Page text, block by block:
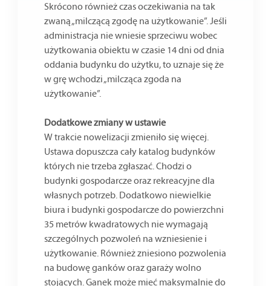
Skrócono również czas oczekiwania na tak
zwaną „milczącą zgodę na użytkowanie”. Jeśli
administracja nie wniesie sprzeciwu wobec
użytkowania obiektu w czasie 14 dni od dnia
oddania budynku do użytku, to uznaje się że
w grę wchodzi „milcząca zgoda na
użytkowanie”.
Dodatkowe zmiany w ustawie
W trakcie nowelizacji zmieniło się więcej.
Ustawa dopuszcza cały katalog budynków
których nie trzeba zgłaszać. Chodzi o
budynki gospodarcze oraz rekreacyjne dla
własnych potrzeb. Dodatkowo niewielkie
biura i budynki gospodarcze do powierzchni
35 metrów kwadratowych nie wymagają
szczególnych pozwoleń na wzniesienie i
użytkowanie. Również zniesiono pozwolenia
na budowę ganków oraz garaży wolno
stojących. Ganek może mieć maksymalnie do